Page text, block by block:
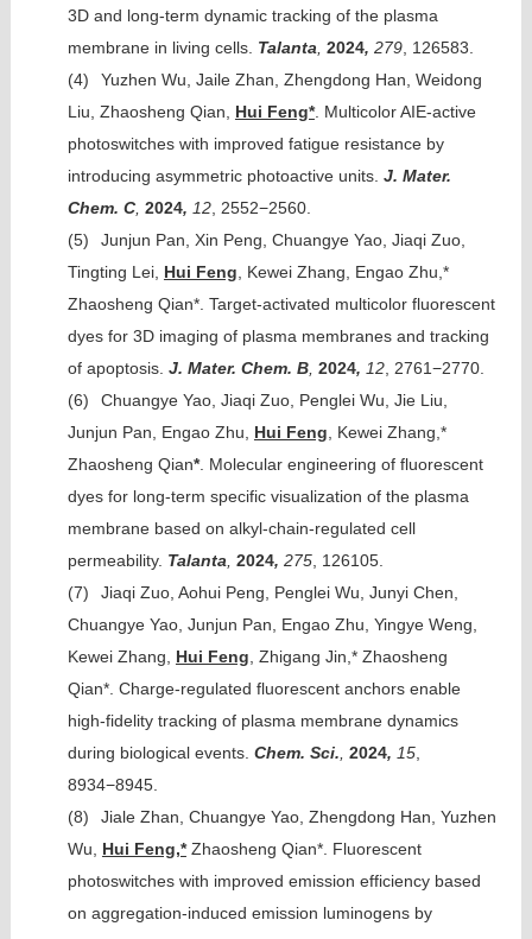
3D and long-term dynamic tracking of the plasma
membrane in living cells. Talanta 2024, 279, 126583.
(4)
Yuzhen Wu, Jaile Zhan, Zhengdong Han, Weidong
Liu, Zhaosheng Qian, Hui Feng*. Multicolor AIE-active
photoswitches with improved fatigue resistance by
introducing asymmetric photoactive units. J. Mater.
Chem. C, 2024, 12, 2552−2560.
(5)
Junjun Pan, Xin Peng, Chuangye Yao, Jiaqi Zuo,
Tingting Lei, Hui Feng , Kewei Zhang, Engao Zhu,*
Zhaosheng Qian*. Target-activated multicolor fluorescent
dyes for 3D imaging of plasma membranes and tracking
of apoptosis. J. Mater. Chem. B, 2024, 12, 2761−2770.
(6)
Chuangye Yao, Jiaqi Zuo, Penglei Wu, Jie Liu,
Junjun Pan, Engao Zhu, Hui Feng , Kewei Zhang,*
Zhaosheng Qian*. Molecular engineering of fluorescent
dyes for long-term specific visualization of the plasma
membrane based on alkyl-chain-regulated cell
permeability. Talanta 2024, 275, 126105.
(7)
Jiaqi Zuo, Aohui Peng, Penglei Wu, Junyi Chen,
Chuangye Yao, Junjun Pan, Engao Zhu, Yingye Weng,
Kewei Zhang, Hui Feng , Zhigang Jin,* Zhaosheng
Qian*. Charge-regulated fluorescent anchors enable
high-fidelity tracking of plasma membrane dynamics
during biological events. Chem. Sci. 2024, 15,
8934−8945.
(8)
Jiale Zhan, Chuangye Yao, Zhengdong Han, Yuzhen
Wu, Hui Feng,*Zhaosheng Qian*. Fluorescent
photoswitches with improved emission efficiency based
on aggregation-induced emission luminogens by